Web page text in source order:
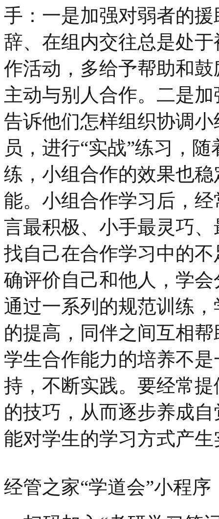
手：一是加强对弱者的
辞、在组内交往总是处
作活动，多给予帮助和
主动与别人合作。二是
告诉他们怎样组织协调
员，进行“实战”练习，
练，小组合作的效果也
能。小组合作学习后，
言最积极、小手最灵巧
找自己在合作学习中的
确评价自己和他人，学
通过一系列的规范训练
的提高，同伴之间互相
学生合作能力的培养不
持，不断实践。要经常
的技巧，从而逐步养成
能对学生的学习方式产
经管之家“学道会”小程序